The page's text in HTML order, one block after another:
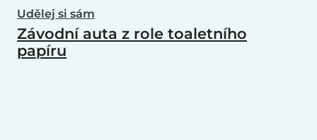
Udělej si sám
Závodní auta z role toaletního
papíru